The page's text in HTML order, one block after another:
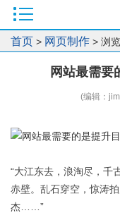
首页 > 网页制作 > 浏
网站最需要
(编辑：
“大江东去，浪淘尽，千
赤壁。乱石穿空，惊涛
杰……”